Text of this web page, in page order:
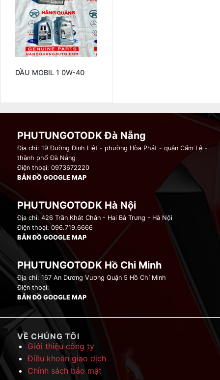
DẦU MOBIL 1 0W-40
PHUTUNGOTODK Đà Nẵng
Địa chỉ: 19 Đường Đinh Liệt - phường Hòa Phát - quận Cẩm Lệ -
thành phố Đà Nẵng
Điện thoại: 0973672220
BẢN ĐỒ GOOGLE MAP
PHUTUNGOTODK Hà Nội
Địa chỉ: 426 Trần Khát Chân - Hai Bà Trưng - Hà Nội
Điện thoại: 096.719.6666
BẢN ĐỒ GOOGLE MAP
PHUTUNGOTODK Hồ Chi Minh
Địa chỉ: 167 An Dương Vương Quận 5 Hồ Chí Minh
Điện thoại:
BẢN ĐỒ GOOGLE MAP
VỀ CHÚNG TÔI
Giới thiệu công ty
Điều khoản giao dịch
Chính sách bảo mật